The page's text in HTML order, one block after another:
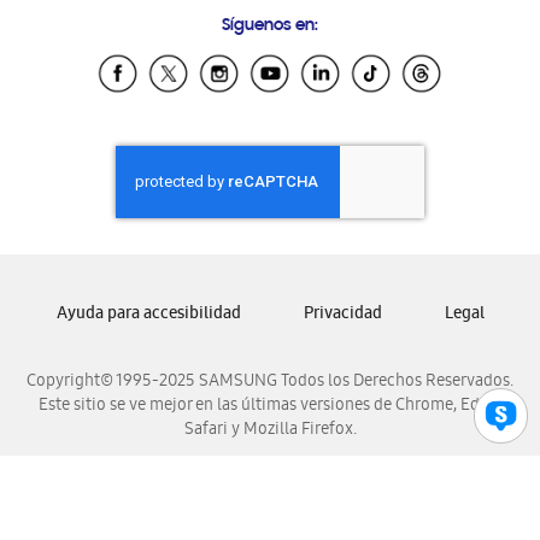
Samsung Ecuador
Samsung El Salvador
Samsung Honduras
Samsung Nicaragua
Samsung Panamá
Samsung Venezuela
Síguenos en:
Copyright© 1995-2025 SAMSUNG Todos los Derechos Reservados.
Este sitio se ve mejor en las últimas versiones de Chrome, Edge,
Safari y Mozilla Firefox.
Ayuda para accesibilidad Privacidad Legal